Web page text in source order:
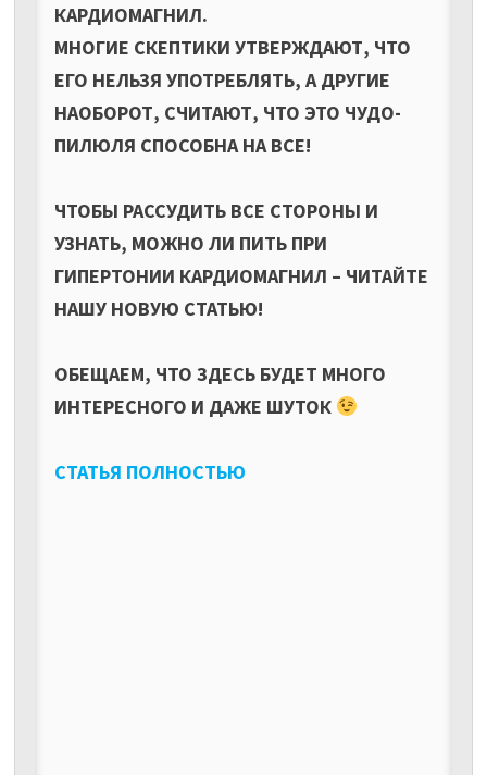
КАРДИОМАГНИЛ.
МНОГИЕ СКЕПТИКИ УТВЕРЖДАЮТ, ЧТО
ЕГО НЕЛЬЗЯ УПОТРЕБЛЯТЬ, А ДРУГИЕ
НАОБОРОТ, СЧИТАЮТ, ЧТО ЭТО ЧУДО-
ПИЛЮЛЯ СПОСОБНА НА ВСЕ!
ЧТОБЫ РАССУДИТЬ ВСЕ СТОРОНЫ И
УЗНАТЬ, МОЖНО ЛИ ПИТЬ ПРИ
ГИПЕРТОНИИ КАРДИОМАГНИЛ – ЧИТАЙТЕ
НАШУ НОВУЮ СТАТЬЮ!
ОБЕЩАЕМ, ЧТО ЗДЕСЬ БУДЕТ МНОГО
ИНТЕРЕСНОГО И ДАЖЕ ШУТОК
СТАТЬЯ ПОЛНОСТЬЮ